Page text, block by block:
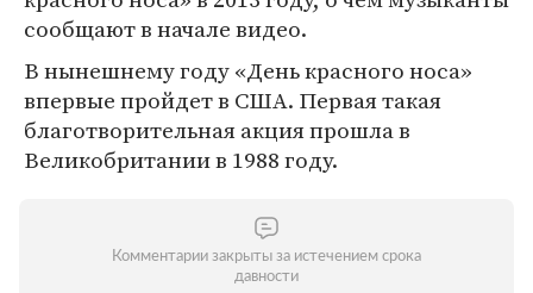
сообщают в начале видео.
В нынешнему году «День красного носа»
впервые пройдет в США. Первая такая
благотворительная акция прошла в
Великобритании в 1988 году.
Комментарии закрыты за истечением срока
давности